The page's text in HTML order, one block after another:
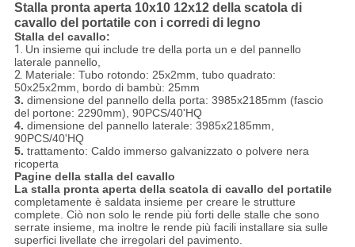
Stalla pronta aperta 10x10 12x12 della scatola di
cavallo del portatile con i corredi di legno
Stalla del cavallo:
1. Un insieme qui include tre della porta un e del pannello
laterale pannello,
2. Materiale: Tubo rotondo: 25x2mm, tubo quadrato:
50x25x2mm, bordo di bambù: 25mm
3. dimensione del pannello della porta: 3985x2185mm (fascio
del portone: 2290mm), 90PCS/40'HQ
4. dimensione del pannello laterale: 3985x2185mm,
90PCS/40'HQ
5. trattamento: Caldo immerso galvanizzato o polvere nera
ricoperta
Pagine della stalla del cavallo
La stalla pronta aperta della scatola di cavallo del portatile
completamente è saldata insieme per creare le strutture
complete. Ciò non solo le rende più forti delle stalle che sono
serrate insieme, ma inoltre le rende più facili installare sia sulle
superfici livellate che irregolari del pavimento.